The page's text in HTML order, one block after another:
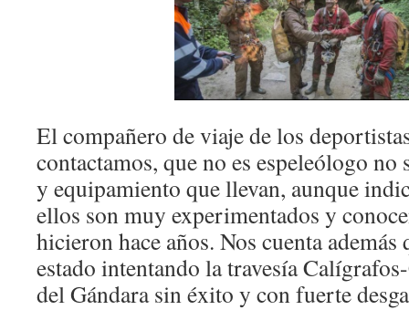
El compañero de viaje de los
contactamos, que no es espeleólogo
y equipamiento que llevan, aunque
ellos son muy experimentados y
hicieron hace años. Nos cuenta además
estado intentando la travesía
del Gándara sin éxito y con fuerte